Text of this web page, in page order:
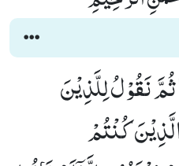
نَقُوْلُ لِلَّذِیْنَ
كُنْتُمْ